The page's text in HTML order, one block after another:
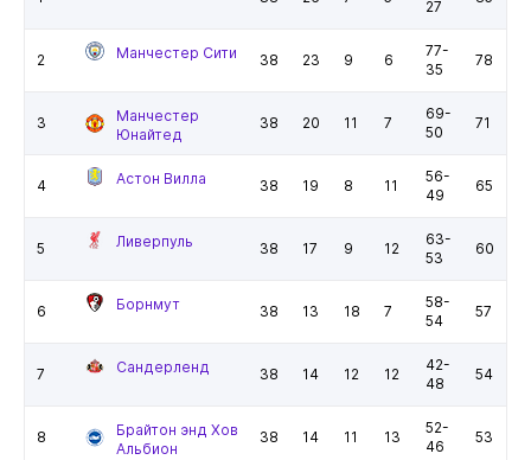
27
2 Манчестер Сити 38 23 9 6
77-
35
78
3
Манчестер
Юнайтед
38 20 11 7
69-
50
71
4 Астон Вилла 38 19 8 11
56-
49
65
5 Ливерпуль 38 17 9 12
63-
53
60
6 Борнмут 38 13 18 7
58-
54
57
7 Сандерленд 38 14 12 12
42-
48
54
8
Брайтон энд Хов
Альбион
38 14 11 13
52-
46
53